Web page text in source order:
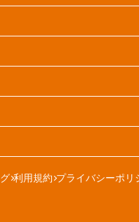
利用規約 プライバシーポリ